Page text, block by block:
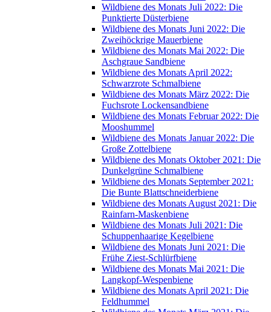
Wildbiene des Monats Juli 2022: Die
Punktierte Düsterbiene
Wildbiene des Monats Juni 2022: Die
Zweihöckrige Mauerbiene
Wildbiene des Monats Mai 2022: Die
Aschgraue Sandbiene
Wildbiene des Monats April 2022:
Schwarzrote Schmalbiene
Wildbiene des Monats März 2022: Die
Fuchsrote Lockensandbiene
Wildbiene des Monats Februar 2022: Die
Mooshummel
Wildbiene des Monats Januar 2022: Die
Große Zottelbiene
Wildbiene des Monats Oktober 2021: Die
Dunkelgrüne Schmalbiene
Wildbiene des Monats September 2021:
Die Bunte Blattschneiderbiene
Wildbiene des Monats August 2021: Die
Rainfarn-Maskenbiene
Wildbiene des Monats Juli 2021: Die
Schuppenhaarige Kegelbiene
Wildbiene des Monats Juni 2021: Die
Frühe Ziest-Schlürfbiene
Wildbiene des Monats Mai 2021: Die
Langkopf-Wespenbiene
Wildbiene des Monats April 2021: Die
Feldhummel